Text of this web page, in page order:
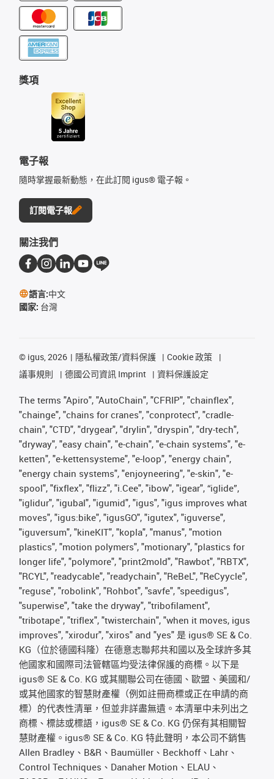
獎項
電子報
隨時掌握最新動態，在此訂閱 igus® 電子報。
訂閱電子報
關注我們
語言:中文
國家: 台灣
© igus, 2026 隱私權政策/資料保護
Cookie 政策
議事規則
德國公司資訊 Imprint 資料保護設定
The terms "Apiro", "AutoChain", "CFRIP", "chainflex",
"chainge", "chains for cranes", "conprotect", "cradle-
chain", "CTD", "drygear", "drylin", "dryspin", "dry-tech",
"dryway", "easy chain", "e-chain", "e-chain systems", "e-
ketten", "e-kettensysteme", "e-loop", "energy chain",
"energy chain systems", "enjoyneering", "e-skin", "e-
spool", "fixflex", "flizz", "i.Cee", "ibow", "igear", “iglide”,
"iglidur", "igubal", "igumid", "igus", "igus improves what
moves", "igus:bike", "igusGO", "igutex", "iguverse",
"iguversum", "kineKIT", "kopla", "manus", "motion
plastics", "motion polymers", "motionary", "plastics for
longer life", "polymore", "print2mold", "Rawbot", "RBTX",
"RCYL", "readycable", "readychain", "ReBeL", "ReCyycle",
"reguse", "robolink", "Rohbot", "savfe", "speedigus",
"superwise", "take the dryway", "tribofilament",
"tribotape", "triflex", "twisterchain", "when it moves, igus
improves", "xirodur", "xiros" and "yes" 是 igus® SE & Co.
KG（位於德國科隆）在德意志聯邦共和國以及全球許多其
他國家和國際司法管轄區均受法律保護的商標。以下是
igus® SE & Co. KG 或其關聯公司在德國、歐盟、美國和/
或其他國家的智慧財產權（例如註冊商標或正在申請的商
標）的代表性清單，但並非詳盡無遺。本清單中未列出之
商標、標誌或標語，igus® SE & Co. KG 仍保有其相關智
慧財產權。igus® SE & Co. KG 特此聲明，本公司不銷售
Allen Bradley、B&R、Baumüller、Beckhoff、Lahr、
Control Techniques、Danaher Motion、ELAU、